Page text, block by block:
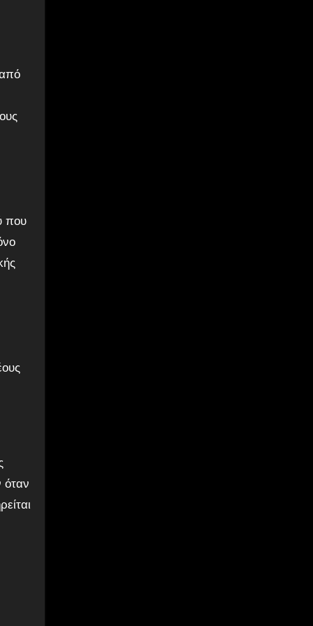
που
όταν